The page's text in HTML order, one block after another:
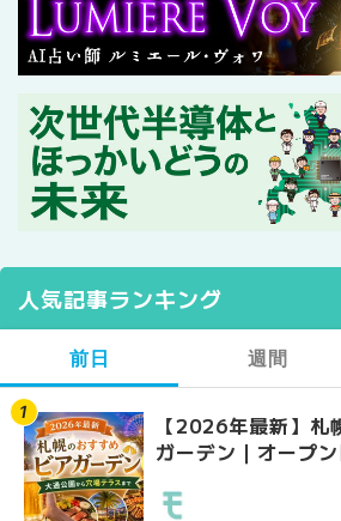
人気記事ランキング
前日
【2026年最新】札
ガーデン｜オープ
大通公園から穴場
HOKKAIDO
週間